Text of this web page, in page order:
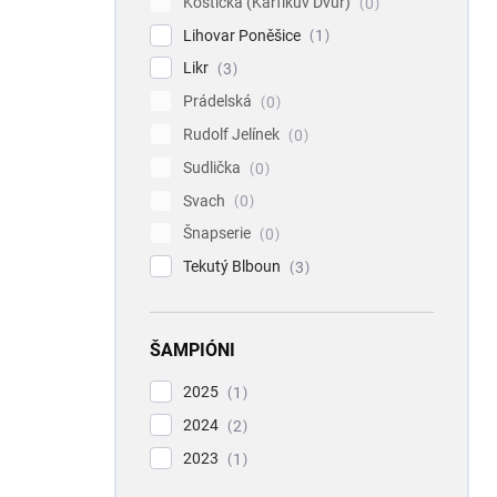
Lihovar Poněšice
1
Likr
3
Prádelská
0
Rudolf Jelínek
0
Sudlička
0
Svach
0
Šnapserie
0
Tekutý Blboun
3
ŠAMPIÓNI
2025
1
2024
2
2023
1